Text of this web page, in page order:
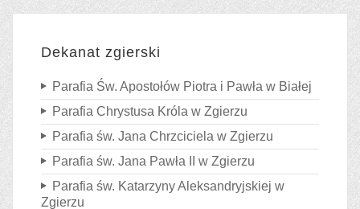
Dekanat zgierski
Parafia Św. Apostołów Piotra i Pawła w Białej
Parafia Chrystusa Króla w Zgierzu
Parafia św. Jana Chrzciciela w Zgierzu
Parafia św. Jana Pawła II w Zgierzu
Parafia św. Katarzyny Aleksandryjskiej w
Zgierzu